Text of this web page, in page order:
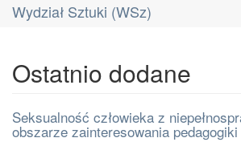
Wydział Sztuki (WSz)
Ostatnio dodane
Seksualność człowieka z
obszarze zainteresowania